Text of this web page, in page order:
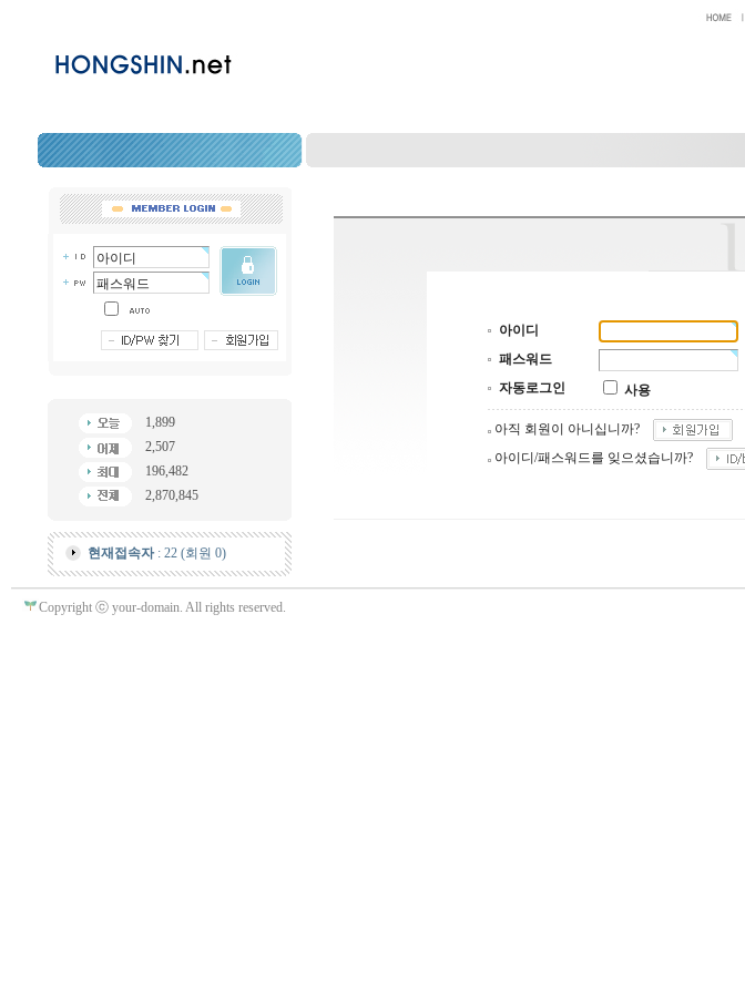
1,899
2,507
196,482
2,870,845
현재접속자: 22 (회원 0)
아이디
패스워드
자동로그인
사용
아직 회원이 아니십니까?
아이디/패스워드를 잊으셨습니까?
Copyright ⓒ your-domain. All rights reserved.